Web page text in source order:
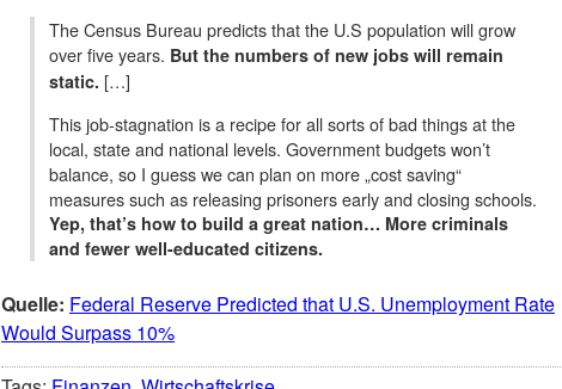
The Census Bureau predicts that the U.S population will grow
over five years. But the numbers of new jobs will remain
static. […]
This job-stagnation is a recipe for all sorts of bad things at the
local, state and national levels. Government budgets won’t
balance, so I guess we can plan on more „cost saving“
measures such as releasing prisoners early and closing schools.
Yep, that’s how to build a great nation… More criminals
and fewer well-educated citizens.
Quelle: Federal Reserve Predicted that U.S. Unemployment Rate
Would Surpass 10%